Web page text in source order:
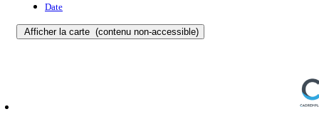
Date
Afficher la carte (contenu non-accessible)